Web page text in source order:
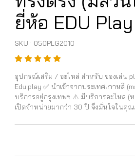
ยี่ห้อ EDU Play
SKU : 050PLG2010
อุปกรณ์เสริม / อะไหล่ สำหรับ ของเล่น
Edu.play ✅ นำเข้าจากประเทศเกาหลี
บริการอยู่กรุงเทพฯ ⚠️ มีบริการอะไหล่ (
เปิดจำหน่ายมากว่า 30 ปี จึงมั่นใจในคุ